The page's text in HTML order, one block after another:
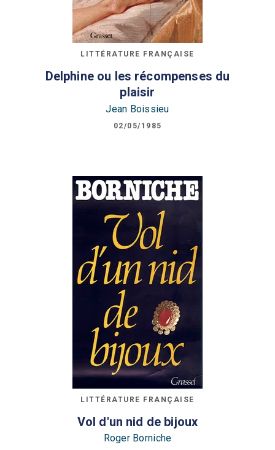
LITTÉRATURE FRANÇAISE
Delphine ou les récompenses du
plaisir
Jean Boissieu
02/05/1985
LITTÉRATURE FRANÇAISE
Vol d'un nid de bijoux
Roger Borniche